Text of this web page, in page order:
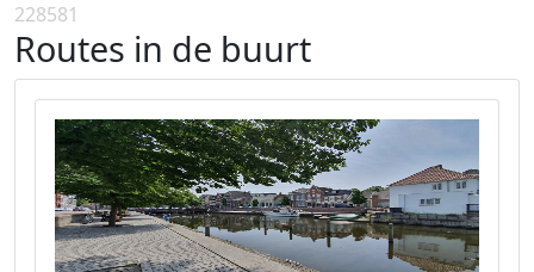
228581
Routes in de buurt